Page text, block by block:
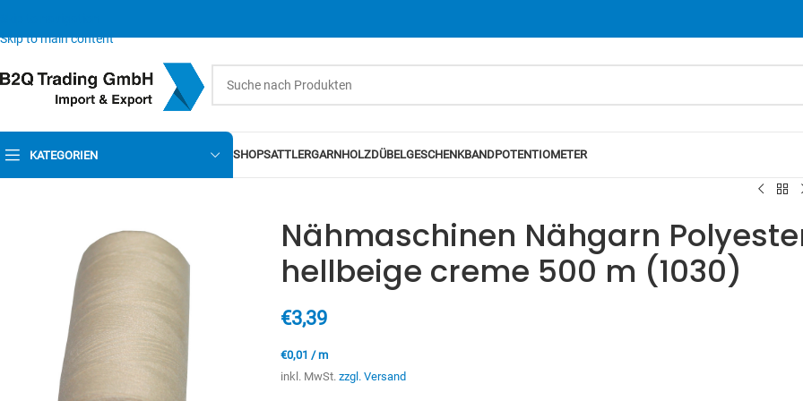
Skip to main content
KATEGORIEN SHOPSATTLERGARNHOLZDÜBELGESCHENKBANDPOTENTIOMETER
Nähmaschinen Nähgarn
hellbeige creme 500 m (1030)
€3,39
€0,01 /m
inkl. MwSt. zzgl. Versand